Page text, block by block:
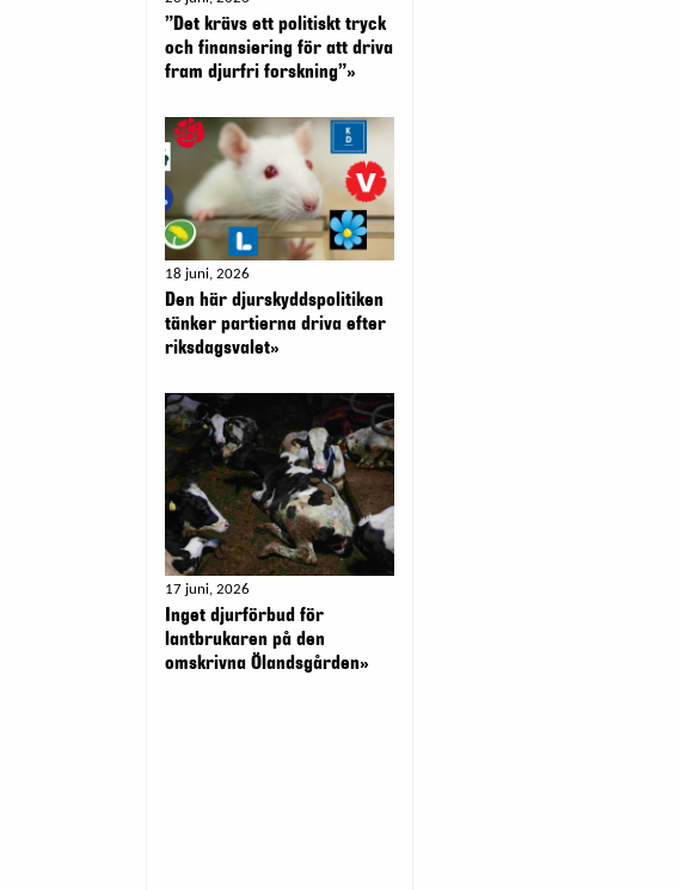
”Det krävs ett politiskt tryck
och finansiering för att driva
fram djurfri forskning”»
18 juni, 2026
Den här djurskyddspolitiken
tänker partierna driva efter
riksdagsvalet»
17 juni, 2026
Inget djurförbud för
lantbrukaren på den
omskrivna Ölandsgården»